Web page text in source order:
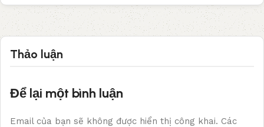
Thảo luận
Để lại một bình luận
Email của bạn sẽ không được hiển thị công khai. Các